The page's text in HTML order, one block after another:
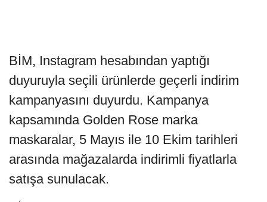
BİM, Instagram hesabından yaptığı
duyuruyla seçili ürünlerde geçerli indirim
kampanyasını duyurdu. Kampanya
kapsamında Golden Rose marka
maskaralar, 5 Mayıs ile 10 Ekim tarihleri
arasında mağazalarda indirimli fiyatlarla
satışa sunulacak.